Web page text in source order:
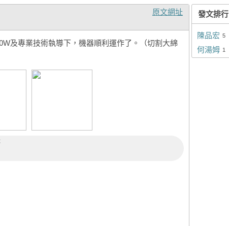
原文網址
及專業技術執導下，機器順利運作了。（切割大綿
發文排行
5
陳品宏
1
何湯姆